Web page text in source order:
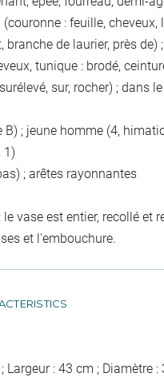
: feuille, cheveux,
branche de laurier, près de)
tunique : brodé,
sur, rocher) ; dans
B) ; jeune homme (4,
1)
; arêtes rayonnantes
le vase est entier, recollé et
et l'embouchure.
Largeur : 43 cm ; Diamètre :